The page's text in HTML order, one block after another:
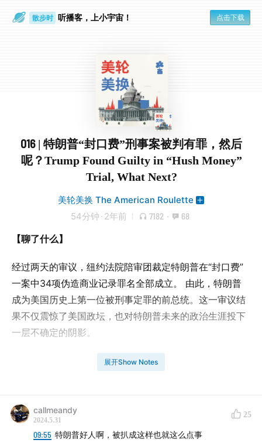
散步时 听播客，上小宇宙！ 点击下载
016 | 特朗普“封口费”刑事案被判有罪，然后
呢？Trump Found Guilty in “Hush Money”
Trial, What Next?
美轮美换 The American Roulette
54分钟 · 2年前 7182 · 68
【聊了什么】
经过两天的审议，纽约法院陪审团裁定特朗普在“封口费”
一案中34项伪造商业记录罪名全部成立。 由此，特朗普
成为美国历史上第一位被刑事定罪的前总统。这一审议结
果不仅震惊了美国政坛，也对特朗普未来的政治生涯投下
一层不确定的阴影。
结果公布当天，我们紧急录制了本期节目，回顾整个案件
【支持我们】
展开Show Notes
callmeandy
2024.5.31
25
09:55 特朗普好人啊，被扒成这样也就这么点事